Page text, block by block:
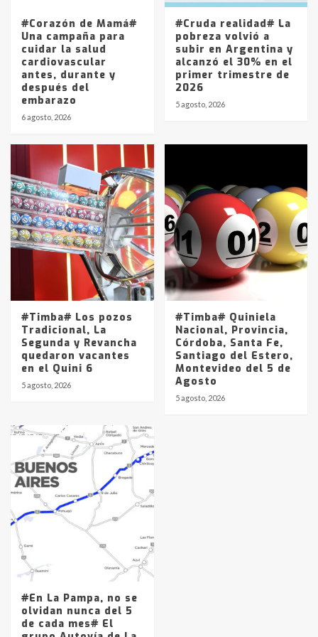
#Corazón de Mamá#
Una campaña para
cuidar la salud
cardiovascular
antes, durante y
después del
embarazo
6 agosto, 2026
#Cruda realidad# La
pobreza volvió a
subir en Argentina y
alcanzó el 30% en el
primer trimestre de
2026
5 agosto, 2026
#Timba# Los pozos
Tradicional, La
Segunda y Revancha
quedaron vacantes
en el Quini 6
5 agosto, 2026
#Timba# Quiniela
Nacional, Provincia,
Córdoba, Santa Fe,
Santiago del Estero,
Montevideo del 5 de
Agosto
5 agosto, 2026
#En La Pampa, no se
olvidan nunca del 5
de cada mes# El